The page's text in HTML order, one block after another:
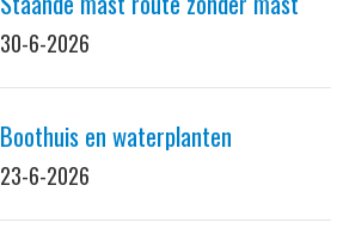
30-6-2026
Boothuis en waterplanten
23-6-2026